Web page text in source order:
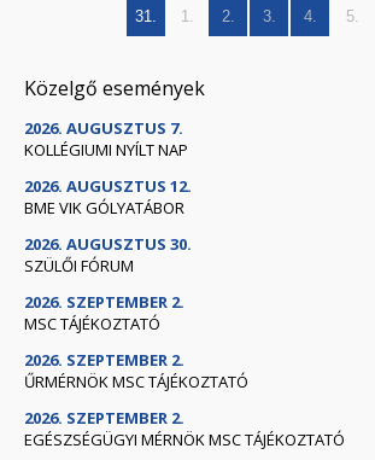
31. 1. 2. 3. 4. 5.
Közelgő események
2026. AUGUSZTUS 7.
KOLLÉGIUMI NYÍLT NAP
2026. AUGUSZTUS 12.
BME VIK GÓLYATÁBOR
2026. AUGUSZTUS 30.
SZÜLŐI FÓRUM
2026. SZEPTEMBER 2.
MSC TÁJÉKOZTATÓ
2026. SZEPTEMBER 2.
ŰRMÉRNÖK MSC TÁJÉKOZTATÓ
2026. SZEPTEMBER 2.
EGÉSZSÉGÜGYI MÉRNÖK MSC TÁJÉKOZTATÓ